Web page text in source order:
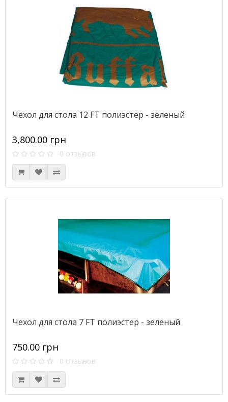
Чехол для стола 12 FT полиэстер - зеленый
3,800.00 грн
0 отзывов
Чехол для стола 7 FT полиэстер - зеленый
750.00 грн
0 отзывов